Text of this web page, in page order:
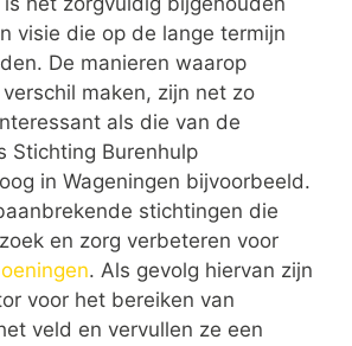
visie die op de lange termijn
De manieren waarop
maken, zijn net zo
als die van de
Stichting Burenhulp
in Wageningen bijvoorbeeld.
stichtingen die
en zorg verbeteren voor
. Als gevolg hiervan zijn
voor het bereiken van
veld en vervullen ze een